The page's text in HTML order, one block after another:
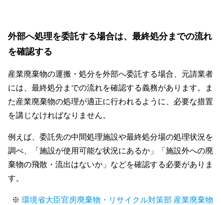
外部へ処理を委託する場合は、最終処分までの流れ
を確認する
産業廃棄物の運搬・処分を外部へ委託する場合、元請業者
には、最終処分までの流れを確認する義務があります。ま
た産業廃棄物の処理が適正に行われるように、必要な措置
を講じなければなりません。
例えば、委託先の中間処理施設や最終処分場の処理状況を
調べ、「施設が使用可能な状況にあるか」「施設外への廃
棄物の飛散・流出はないか」などを確認する必要がありま
す。
※ 環境省大臣官房廃棄物・リサイクル対策部 産業廃棄物